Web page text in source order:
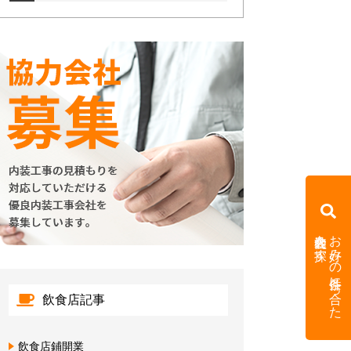
飲食店記事
飲食店鋪開業
お好みの条件に合った
内装会社を探す